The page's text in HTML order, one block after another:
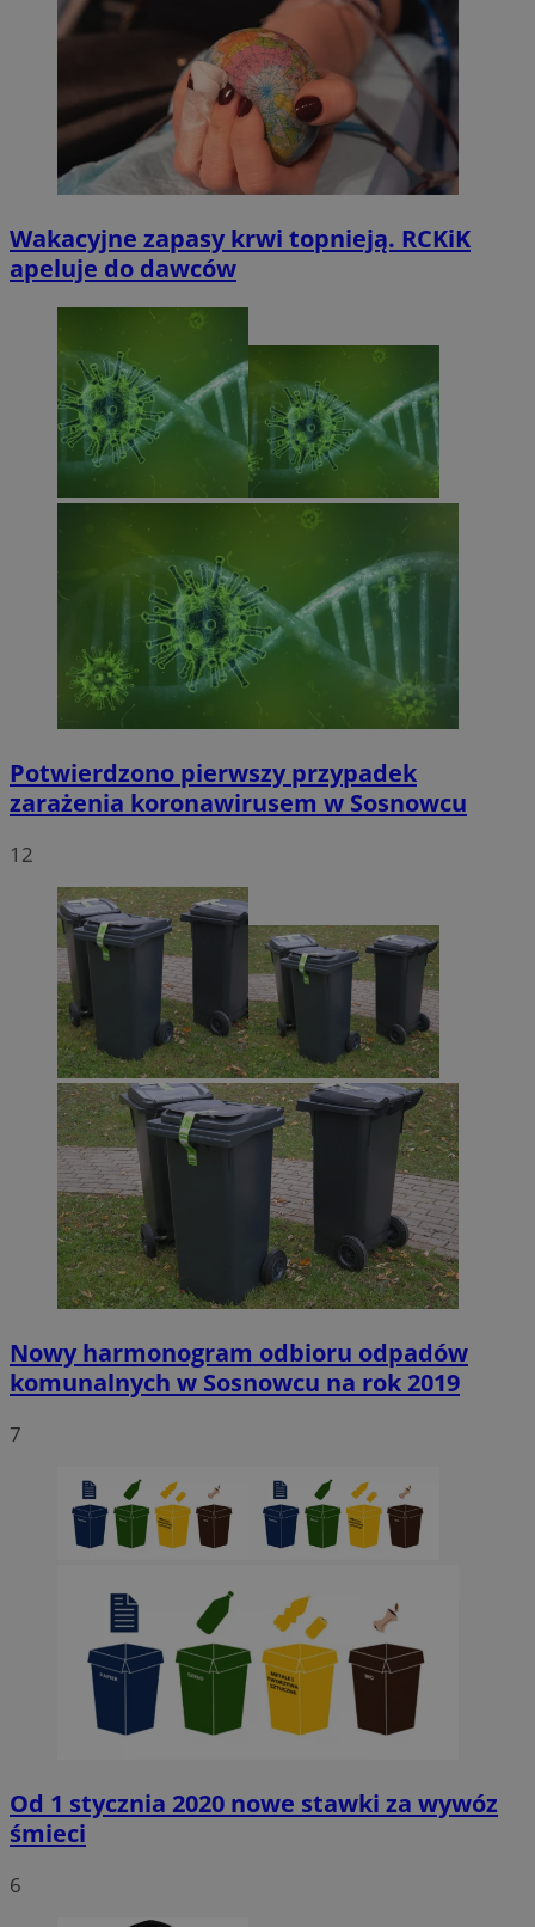
Wakacyjne zapasy krwi topnieją. RCKiK
apeluje do dawców
Potwierdzono pierwszy przypadek
zarażenia koronawirusem w Sosnowcu
12
Nowy harmonogram odbioru odpadów
komunalnych w Sosnowcu na rok 2019
7
Od 1 stycznia 2020 nowe stawki za wywóz
śmieci
6